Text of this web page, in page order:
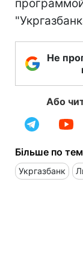
Не
Або
Більше по
Укргазбанк